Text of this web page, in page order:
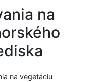
na
na vegetáciu